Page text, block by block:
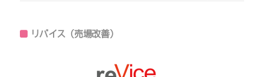
リバイス（売場改善）